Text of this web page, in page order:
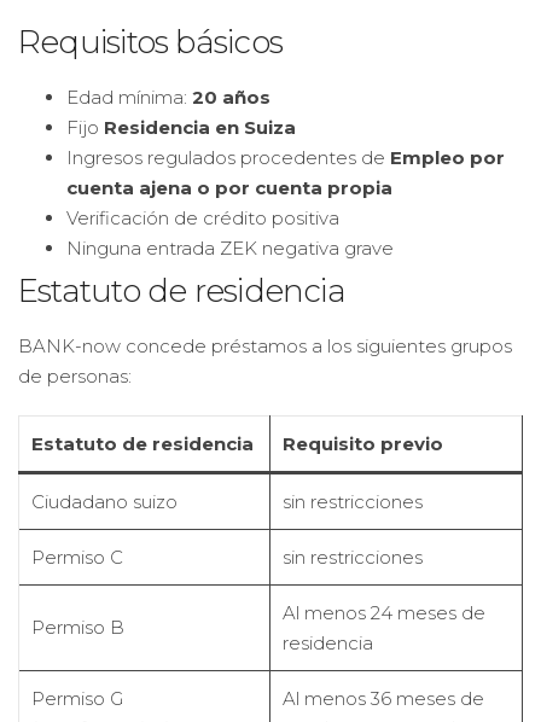
Requisitos básicos
Edad mínima: 20 años
Fijo Residencia en Suiza
Ingresos regulados procedentes de Empleo por
cuenta ajena o por cuenta propia
Verificación de crédito positiva
Ninguna entrada ZEK negativa grave
Estatuto de residencia
BANK-now concede préstamos a los siguientes grupos
de personas:
Estatuto de residencia Requisito previo
Ciudadano suizo sin restricciones
Permiso C sin restricciones
Permiso B
Al menos 24 meses de
residencia
Permiso G
Al menos 36 meses de